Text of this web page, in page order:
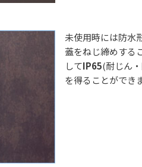
未使用時には防水
蓋をねじ締めする
してIP65(耐じん
を得ることができ